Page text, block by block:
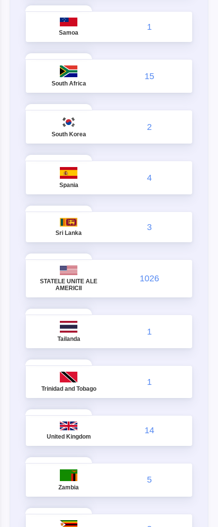
Samoa
1
South Africa
15
South Korea
2
Spania
4
Sri Lanka
3
STATELE UNITE ALE
AMERICII
1026
Tailanda
1
Trinidad and Tobago
1
United Kingdom
14
Zambia
5